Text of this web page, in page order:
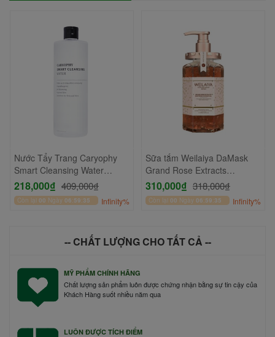
Nước Tẩy Trang Caryophy
Smart Cleansing Water
500ml
218,000₫ 409,000₫
Còn lại 00 Ngày 06:59:34 Infinity%
Sữa tắm Weilaiya DaMask
Grand Rose Extracts
Whitening Shower Gel 450ml
310,000₫ 318,000₫
Còn lại 00 Ngày 06:59:34 Infinity%
-- CHẤT LƯỢNG CHO TẤT CẢ --
MỸ PHẨM CHÍNH HÃNG
Chất lượng sản phẩm luôn được chứng nhận bằng sự tin cậy của
Khách Hàng suốt nhiều năm qua
LUÔN ĐƯỢC TÍCH ĐIỂM